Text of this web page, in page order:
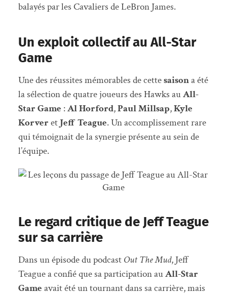
balayés par les Cavaliers de LeBron James.
Un exploit collectif au All-Star
Game
Une des réussites mémorables de cettesaisona été
la sélection de quatre joueurs des Hawks auAll-
Star Game :Al Horford,Paul Millsap,Kyle
Korver etJeff Teague. Un accomplissement rare
qui témoignait de la synergie présente au sein de
l’équipe.
Le regard critique de Jeff Teague
sur sa carrière
Dans un épisode du podcast Out The Mud, Jeff
Teague a confié que sa participation auAll-Star
Game avait été un tournant dans sa carrière, mais